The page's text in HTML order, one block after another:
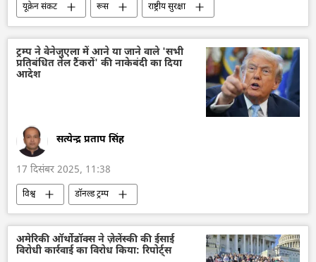
यूक्रेन संकट रूस
राष्ट्रीय सुरक्षा
विशेष सैन्य अभियान
यूक्रेन रूसी सेना
ट्रम्प ने वेनेजुएला में आने या जाने वाले 'सभी
प्रतिबंधित तेल टैंकरों' की नाकेबंदी का दिया
आदेश
सत्येन्द्र प्रताप सिंह
17 दिसंबर 2025, 11:38
विश्व
डॉनल्ड ट्रम्प
वेनेजुएला के राष्ट्रपति निकोलस मादुरो
वेनेजुएला
तेल
तेल का आयात
तेल उत्पादन
अमेरिकी ऑर्थोडॉक्स ने ज़ेलेंस्की की ईसाई
विरोधी कार्रवाई का विरोध किया: रिपोर्ट्स